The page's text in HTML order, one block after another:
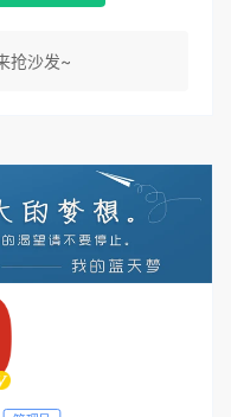
抢沙发~